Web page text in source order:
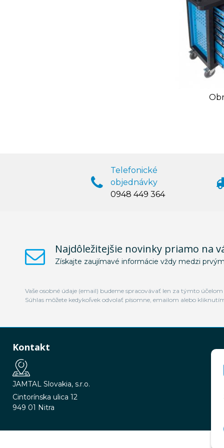
Telefonické
objednávky
0948 449 364
Najdôležitejšie novinky priamo na
Získajte zaujímavé informácie vždy medzi
Vaše osobné údaje (email) budeme spracovávať len za týmto
Súhlas môžete kedykoľvek odvolať písomne, emailom alebo
Kontakt
JAMTAL Slovakia, s.r.o.
Cintorínska ulica 12
949 01 Nitra